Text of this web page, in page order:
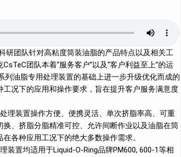
研团队针对高粘度筒装油脂的产品特点以及相关工
团队本着“服务客户”以及“客户利益至上”的运
油脂专用处理装置的基础上进一步升级优化而成的
况下的应用和操作要求，旨在提升客户服务满意度
理装置操作方便、便携灵活、单次挤脂率高、可重
、挤脂分脂精准可控、允许间断作业以及油脂在筒
各种应用工况下的绝大多数操作需求‌。
装置均适用于Liquid-O-Ring品牌PM600, 600-1等相